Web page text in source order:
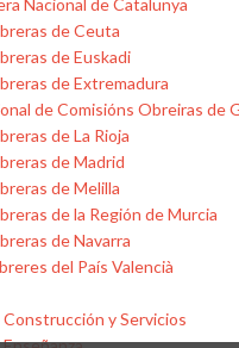
de Ceuta
de Euskadi
de Extremadura
de Comisións Obreiras de
de La Rioja
de Madrid
de Melilla
de la Región de Murcia
de Navarra
del País Valencià
y Servicios